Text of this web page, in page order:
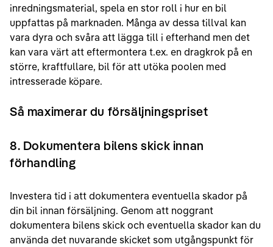
inredningsmaterial, spela en stor roll i hur en bil
uppfattas på marknaden. Många av dessa tillval kan
vara dyra och svåra att lägga till i efterhand men det
kan vara värt att eftermontera t.ex. en dragkrok på en
större, kraftfullare, bil för att utöka poolen med
intresserade köpare.
Så maximerar du försäljningspriset
8. Dokumentera bilens skick innan
förhandling
Investera tid i att dokumentera eventuella skador på
din bil innan försäljning. Genom att noggrant
dokumentera bilens skick och eventuella skador kan du
använda det nuvarande skicket som utgångspunkt för